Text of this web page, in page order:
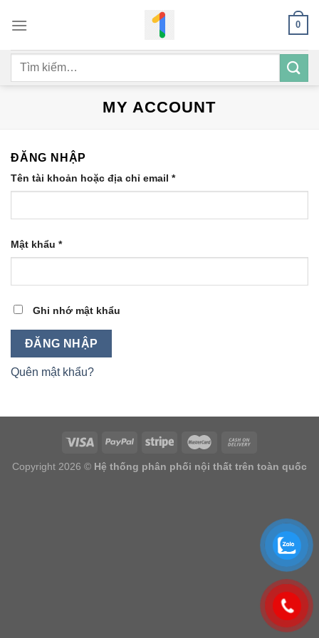
qua
dung
0
Tìm
MY ACCOUNT
ĐĂNG NHẬP
Tên tài khoản hoặc địa chỉ email *Bắt
buộc
Mật khẩu *Bắt
buộc
Ghi nhớ mật khẩu
ĐĂNG NHẬP
Quên mật khẩu?
Copyright 2026 © Hệ thống phân phối nội thất trên toàn quốc